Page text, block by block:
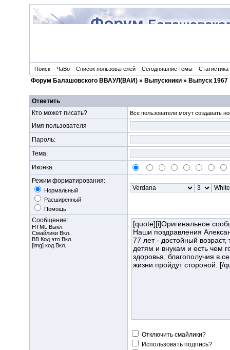
Поиск ЧаВо Список пользователей Сегодняшние темы Статистика
Форум Балашовского ВВАУЛ(ВАИ)» Выпускники» Выпуск 1967
Ответить
Кто может писать?
Все пользователи могут создавать
Имя пользователя
Пароль:
Тема:
Иконка:
Режим форматирования:
Нормальный
Расширенный
Помощь
Сообщение:
HTML Выкл.
Смайлики Вкл.
BB Кодэто Вкл.
[img] код Вкл.
Отключить смайлики?
Использовать подпись?